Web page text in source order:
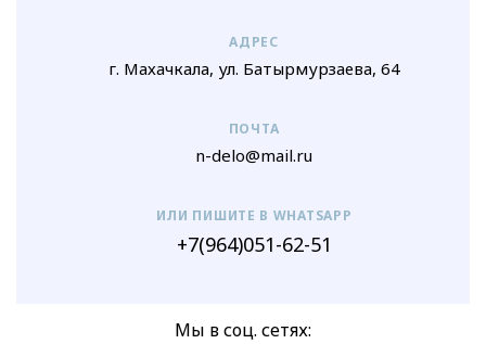
АДРЕС
г. Махачкала, ул. Батырмурзаева, 64
ПОЧТА
n-delo@mail.ru
ИЛИ ПИШИТЕ В WHATSAPP
+7(964)051-62-51
Мы в соц. сетях: